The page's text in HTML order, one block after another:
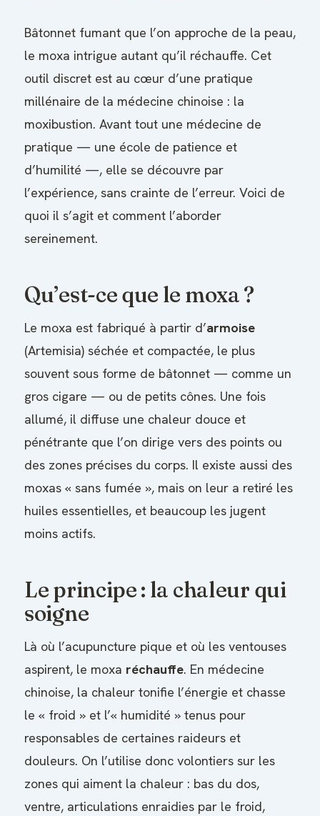
Bâtonnet fumant que l’on approche de la peau,
le moxa intrigue autant qu’il réchauffe. Cet
outil discret est au cœur d’une pratique
millénaire de la médecine chinoise : la
moxibustion. Avant tout une médecine de
pratique — une école de patience et
d’humilité —, elle se découvre par
l’expérience, sans crainte de l’erreur. Voici de
quoi il s’agit et comment l’aborder
sereinement.
Qu’est-ce que le moxa ?
Le moxa est fabriqué à partir d’armoise
(Artemisia) séchée et compactée, le plus
souvent sous forme de bâtonnet — comme un
gros cigare — ou de petits cônes. Une fois
allumé, il diffuse une chaleur douce et
pénétrante que l’on dirige vers des points ou
des zones précises du corps. Il existe aussi des
moxas « sans fumée », mais on leur a retiré les
huiles essentielles, et beaucoup les jugent
moins actifs.
Le principe : la chaleur qui
soigne
Là où l’acupuncture pique et où les ventouses
aspirent, le moxa réchauffe. En médecine
chinoise, la chaleur tonifie l’énergie et chasse
le « froid » et l’« humidité » tenus pour
responsables de certaines raideurs et
douleurs. On l’utilise donc volontiers sur les
zones qui aiment la chaleur : bas du dos,
ventre, articulations enraidies par le froid,